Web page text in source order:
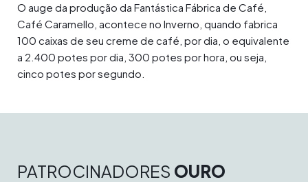
O auge da produção da Fantástica Fábrica de Café,
Café Caramello, acontece no Inverno, quando fabrica
100 caixas de seu creme de café, por dia, o equivalente
a 2.400 potes por dia, 300 potes por hora, ou seja,
cinco potes por segundo.
PATROCINADORES OURO